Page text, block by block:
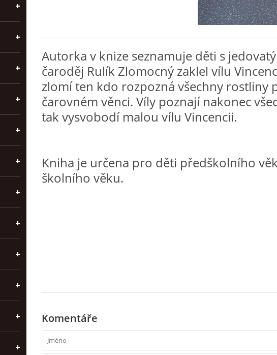
Autorka v knize seznamuje děti s
čaroděj Rulík Zlomocný zaklel vílu
zlomí ten kdo rozpozná všechny rostliny
čarovném věnci. Víly poznají nakonec
tak vysvobodí malou vílu Vincencii.
Kniha je určena pro děti předškolního
školního věku.
Komentáře